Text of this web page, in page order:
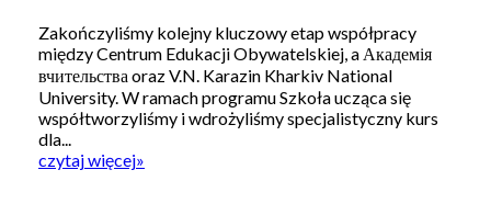
Zakończyliśmy kolejny kluczowy etap współpracy
między Centrum Edukacji Obywatelskiej, a Академія
вчительства oraz V.N. Karazin Kharkiv National
University. W ramach programu Szkoła ucząca się
współtworzyliśmy i wdrożyliśmy specjalistyczny kurs
dla...
czytaj więcej»